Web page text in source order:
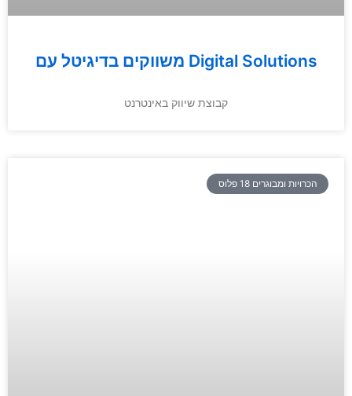
משווקים בדיגיטל עם Digital Solutions
קבוצת שיווק באינטרנט
הכרויות ומבוגרים 18 פלוס